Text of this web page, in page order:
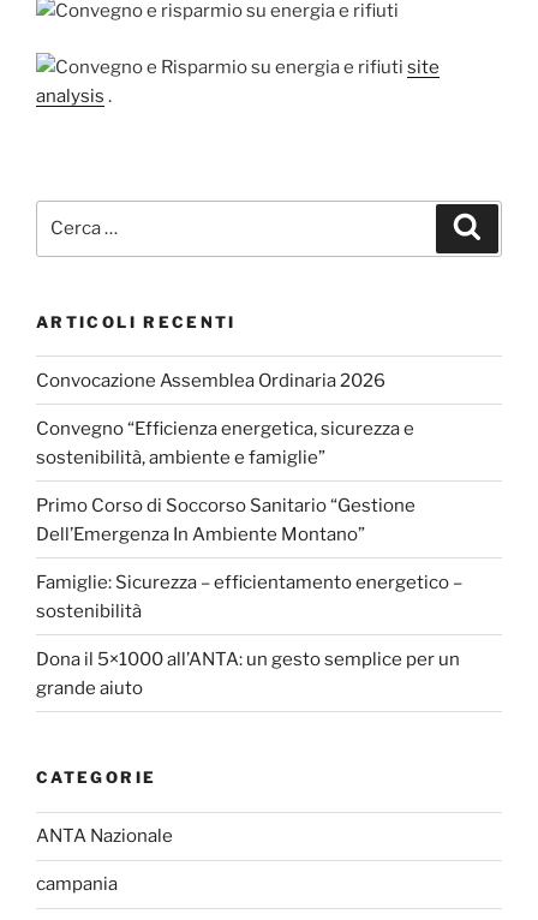
site
analysis .
ARTICOLI RECENTI
Convocazione Assemblea Ordinaria 2026
Convegno “Efficienza energetica, sicurezza e
sostenibilità, ambiente e famiglie”
Primo Corso di Soccorso Sanitario “Gestione
Dell’Emergenza In Ambiente Montano”
Famiglie: Sicurezza – efficientamento energetico –
sostenibilità
Dona il 5×1000 all’ANTA: un gesto semplice per un
grande aiuto
CATEGORIE
ANTA Nazionale
campania